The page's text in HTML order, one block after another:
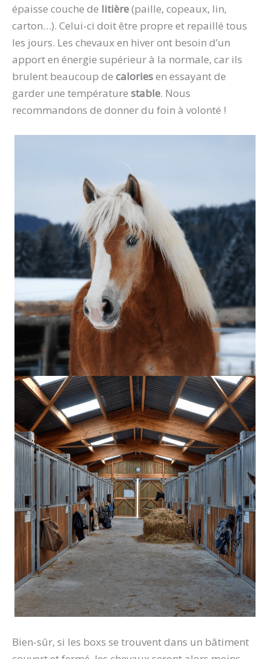
épaisse couche de litière(paille, copeaux, lin,
carton…). Celui-ci doit être propre et repaillé tous
les jours. Les chevaux en hiver ont besoin d’un
apport en énergie supérieur à la normale, car ils
brulent beaucoup de caloriesen essayant de
garder une température stable. Nous
recommandons de donner du foin à volonté !
Bien-sûr, si les boxs se trouvent dans un bâtiment